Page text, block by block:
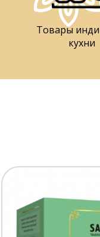
Товары
кухни